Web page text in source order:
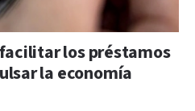
los préstamos
la economía